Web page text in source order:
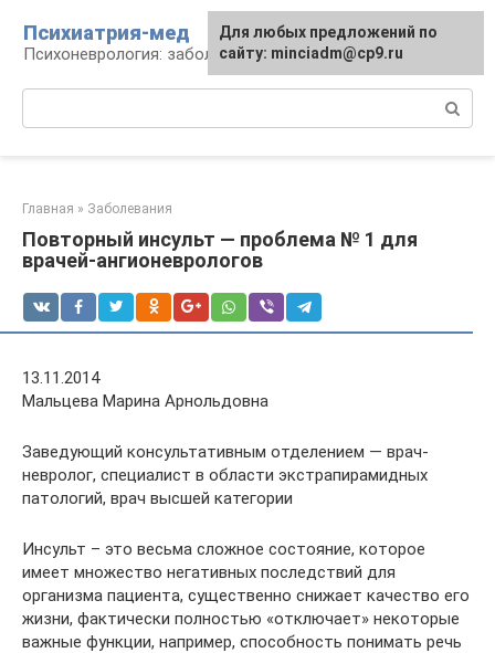
контенту
Психиатрия-мед
Психоневрология: заболевания и терапия
Главная » Заболевания
Повторный инсульт — проблема № 1 для
врачей-ангионеврологов
13.11.2014
Мальцева Марина Арнольдовна
Заведующий консультативным отделением — врач-
невролог, специалист в области экстрапирамидных
патологий, врач высшей категории
Инсульт – это весьма сложное состояние, которое
имеет множество негативных последствий для
организма пациента, существенно снижает качество его
жизни, фактически полностью «отключает» некоторые
важные функции, например, способность понимать речь
Для любых предложений по
сайту: minciadm@cp9.ru